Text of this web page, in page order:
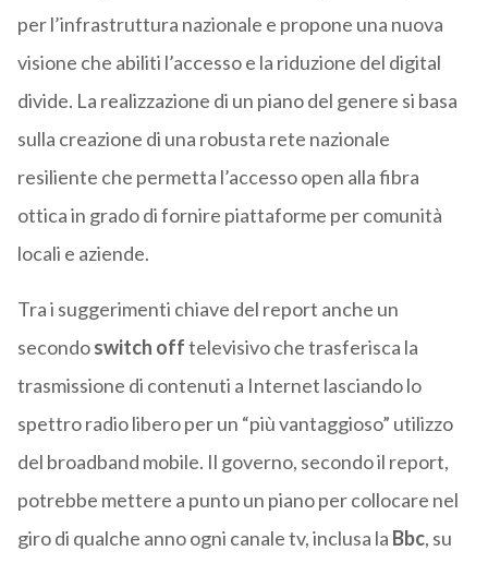
per l’infrastruttura nazionale e propone una nuova
visione che abiliti l’accesso e la riduzione del digital
divide. La realizzazione di un piano del genere si basa
sulla creazione di una robusta rete nazionale
resiliente che permetta l’accesso open alla fibra
ottica in grado di fornire piattaforme per comunità
locali e aziende.
Tra i suggerimenti chiave del report anche un
secondoswitch offtelevisivo che trasferisca la
trasmissione di contenuti a Internet lasciando lo
spettro radio libero per un “più vantaggioso” utilizzo
del broadband mobile. Il governo, secondo il report,
potrebbe mettere a punto un piano per collocare nel
giro di qualche anno ogni canale tv, inclusa la Bbc, su